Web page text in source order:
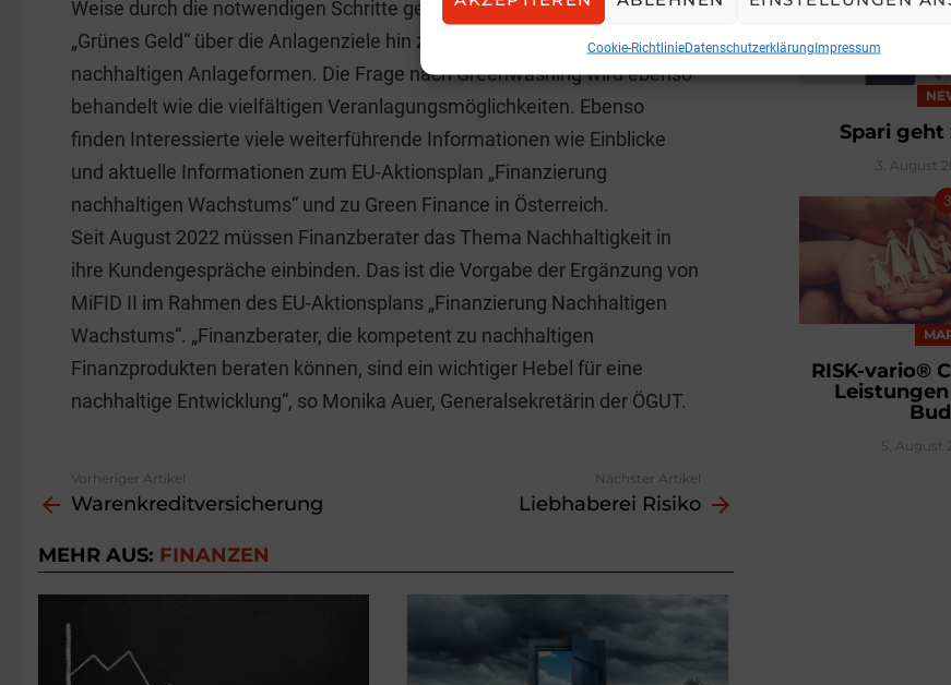
Cookie-RichtlinieDatenschutzerklärungImpressum
Weise durch die notwendigen Schritte geführt: von den Grundlagen über
„Grünes Geld“ über die Anlagenziele hin zu den unterschiedlichsten
nachhaltigen Anlageformen. Die Frage nach Greenwashing wird ebenso
behandelt wie die vielfältigen Veranlagungsmöglichkeiten. Ebenso
finden Interessierte viele weiterführende Informationen wie Einblicke
und aktuelle Informationen zum EU-Aktionsplan „Finanzierung
nachhaltigen Wachstums“ und zu Green Finance in Österreich.
Seit August 2022 müssen Finanzberater das Thema Nachhaltigkeit in
ihre Kundengespräche einbinden. Das ist die Vorgabe der Ergänzung von
MiFID II im Rahmen des EU-Aktionsplans „Finanzierung Nachhaltigen
Wachstums“. „Finanzberater, die kompetent zu nachhaltigen
Finanzprodukten beraten können, sind ein wichtiger Hebel für eine
nachhaltige Entwicklung“, so Monika Auer, Generalsekretärin der ÖGUT.
more
Vorheriger Artikel
Warenkreditversicherung
Nächster Artikel
Liebhaberei Risiko
MEHR AUS: FINANZEN
Spari geht
3. August
RISK-vario®
5. August